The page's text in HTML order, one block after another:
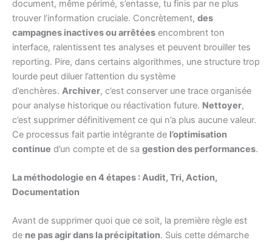
document, même périmé, s’entasse, tu finis par ne plus
trouver l’information cruciale. Concrètement, des
campagnes inactives ou arrêtées encombrent ton
interface, ralentissent tes analyses et peuvent brouiller tes
reporting. Pire, dans certains algorithmes, une structure trop
lourde peut diluer l’attention du système
d’enchères. Archiver, c’est conserver une trace organisée
pour analyse historique ou réactivation future. Nettoyer,
c’est supprimer définitivement ce qui n’a plus aucune valeur.
Ce processus fait partie intégrante de l’optimisation
continue d’un compte et de sa gestion des performances.
La méthodologie en 4 étapes : Audit, Tri, Action,
Documentation
Avant de supprimer quoi que ce soit, la première règle est
de ne pas agir dans la précipitation. Suis cette démarche